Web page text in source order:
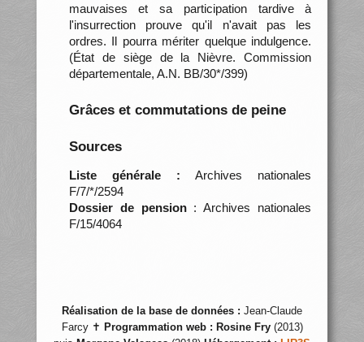
mauvaises et sa participation tardive à
l'insurrection prouve qu'il n'avait pas les
ordres. Il pourra mériter quelque indulgence.
(État de siège de la Nièvre. Commission
départementale, A.N. BB/30*/399)
Grâces et commutations de peine
Sources
Liste générale : Archives nationales
F/7/*/2594
Dossier de pension: Archives nationales
F/15/4064
Réalisation de la base de données : Jean-Claude
Farcy ✝ Programmation web : Rosine Fry(2013)